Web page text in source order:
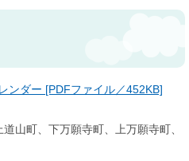
ンダー [PDFファイル／452KB]
山町、下万願寺町、上万願寺町、